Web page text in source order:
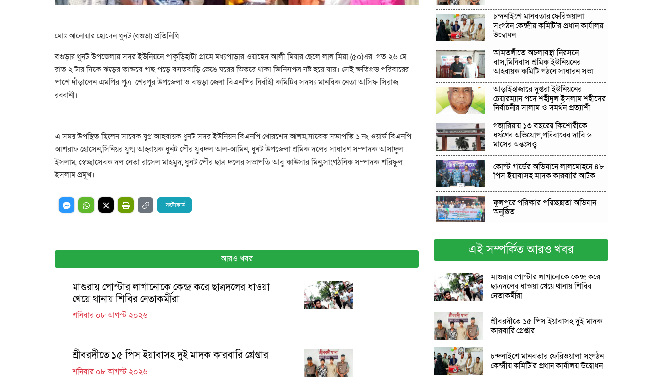
মোঃ আনোয়ার হোসেন ধুনট (বগুড়া) প্রতিনিধি
বগুড়ার ধুনট উপজেলায় সদর ইউনিয়নে পাকুড়িহাটা গ্রামে মধ্যপাড়ার ওয়াহেদ আলী মিয়ার ছেলে লাল মিয়া (৫০)এর গত ২৬ মে
রাত ২ টার দিকে ঝড়ের তান্ডবে গাছ পড়ে বসতবাড়ি ভেঙে ঘরের ভিতরে থাকা জিনিসপত্র নষ্ট হয়ে যায়। সেই ক্ষতিগ্রস্ত পরিবারের
পাশে দাঁড়ালেন এমপির পুত্র শেরপুর উপজেলা ও বগুড়া জেলা বিএনপির নির্বাহী কমিটির সদস্য মানবিক নেতা আসিফ সিরাজ
রব্বানী।
এ সময় উপস্থিত ছিলেন সাবেক যুগ্ন আহবায়ক ধুনট সদর ইউনিয়ন বিএনপি খোরশেদ আলম,সাবেক সভাপতি ১ নং ওয়ার্ড বিএনপি
আশরাফ হোসেন,সিনিয়র যুগ্ম আহ্বায়ক ধুনট পৌর যুবদল আল-আমিন, ধুনট উপজেলা শ্রমিক দলের সাধারণ সম্পাদক আসাদুল
ইসলাম, স্বেচ্ছাসেবক দল নেতা রাসেল মাহমুদ, ধুনট পৌর ছাত্র দলের সভাপতি আবু কাউসার মিনু,সাংগঠনিক সম্পাদক শরিফুল
ইসলাম প্রমূখ।
ফটোকার্ড
আরও খবর
মাগুরায় পোস্টার লাগানোকে কেন্দ্র করে ছাত্রদলের ধাওয়া
খেয়ে থানায় শিবির নেতাকর্মীরা
শনিবার ০৮ আগস্ট ২০২৬
শ্রীবরদীতে ১৫ পিস ইয়াবাসহ দুই মাদক কারবারি গ্রেপ্তার
শনিবার ০৮ আগস্ট ২০২৬
চন্দনাইশে মানবতার ফেরিওয়ালা
সংগঠন কেন্দ্রীয় কমিটি'র প্রধান কার্যালয়
উদ্বোধন
আমতলীতে অচলাবস্থা নিরসনে
বাস,মিনিবাস শ্রমিক ইউনিয়নের
আহ্বায়ক কমিটি গঠনে সাধারন সভা
আড়াইহাজারে দুপ্তরা ইউনিয়নের
চেয়ারম্যান পদে শহীদুল ইসলাম শহীদের
নির্বাচনীর সালাম ও সমর্থন প্রত্যাশী
গজারিয়ায় ১৩ বছরের কিশোরীকে
ধর্ষণের অভিযোগ,পরিবারের দাবি ৬
মাসের অন্তঃসত্ত্ব
কোস্ট গার্ডের অভিযানে লালমোহনে ৪৮
পিস ইয়াবাসহ মাদক কারবারি আটক
ফুলপুরে পরিষ্কার পরিচ্ছন্নতা অভিযান
অনুষ্ঠিত
শিক্ষককে হত্যাচেষ্টার অভিযোগে দুই
আসামি গ্রেপ্তার
মোহনগঞ্জে উদীচীর হাওর ভ্রমণ ও উকিল
মুন্সী স্মৃতি কেন্দ্রে সাংস্কৃতিক অনুষ্ঠান
বিনয়বাঁশী শিল্পীগোষ্ঠীর উদ্যোগে
বৃক্ষরোপণ ও বৃক্ষ বিতরণ
ময়মনসিংহের হালুয়াঘাটে পানির চাপে
ধারা-নালিতাবাড়ী সড়কে ধস, জনদুর্ভোগ
এই সম্পর্কিত আরও খবর
মাগুরায় পোস্টার লাগানোকে কেন্দ্র করে
ছাত্রদলের ধাওয়া খেয়ে থানায় শিবির
নেতাকর্মীরা
শ্রীবরদীতে ১৫ পিস ইয়াবাসহ দুই মাদক
কারবারি গ্রেপ্তার
চন্দনাইশে মানবতার ফেরিওয়ালা সংগঠন
কেন্দ্রীয় কমিটি'র প্রধান কার্যালয় উদ্বোধন